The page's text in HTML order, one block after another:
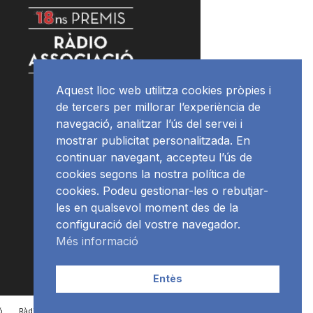
RàdioNews
Aquest lloc web utilitza cookies pròpies i
de tercers per millorar l’experiència de
navegació, analitzar l’ús del servei i
mostrar publicitat personalitzada. En
continuar navegant, accepteu l’ús de
cookies segons la nostra política de
cookies. Podeu gestionar-les o rebutjar-
les en qualsevol moment des de la
configuració del vostre navegador.
Més informació
Entès